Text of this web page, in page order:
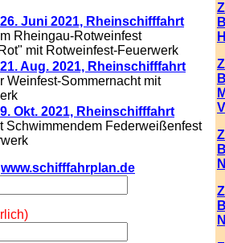
Juni 2021, Rheinschifffahrt
Rheingau-Rotweinfest
mit Rotweinfest-Feuerwerk
Aug. 2021, Rheinschifffahrt
Weinfest-Sommernacht mit
Okt. 2021, Rheinschifffahrt
Schwimmendem Federweißenfest
www.schifffahrplan.de